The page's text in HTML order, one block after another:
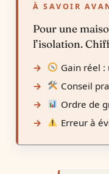
À SAVOIR
Pour une
l’isolation.
Gain réel :
Conseil
Ordre de
Erreur à